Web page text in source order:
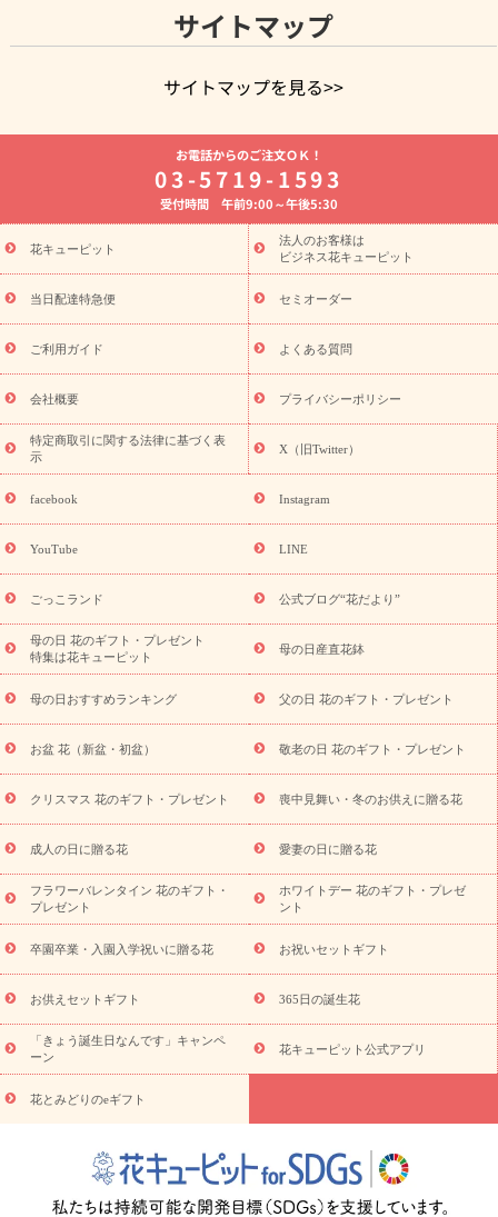
サイトマップ
サイトマップを見る>>
よく贈られる花
お祝いの花特集
誕生日フラワーギフト特集
8月の誕生花(トルコキキョウ)
開店・開業祝い
お供え・お悔やみ お供え・お悔やみの花
通夜・葬儀に贈る花 胡蝶蘭・花鉢
ーブドフラワー
季節のイベント
ひまわり ギフト・プレゼント
特集
お盆 花（新盆・初盆） 季節のイベント
お盆 花（新
盆・初盆）
お盆 花（新盆・初盆）
お盆・お供え 花とセットギ
フト
お盆・お供え プリザーブドフラワー
ひまわり ギフト・プ
レゼント特集
夏の花贈り・お中元・暑中見舞い 花のギフト特集
敬老の日におくる花ギフト・プレゼント特集
花ギフト・プレゼント特集
敬老の日 花のおすすめランキング
敬
老の日 花鉢植えのギフト・プレゼント特集
敬老の日 花とセットギ
フト・プレゼント特集
敬老の日の花 全てのギフト一覧
キャン
ペーン
「きょう誕生日なんです」キャンペーン
探す
誕生日フラワーギフト 誕生日フラワーギフト特集
誕生
日フラワーギフト商品一覧
ユリ トルコキキョウ
誕生花(トルコキキョウ)
9月の誕生花(リンドウ)
誕生日セット
ギフト
「きょう誕生日なんです」キャンペーン
用途から探す お祝いの花特集 当日配達特急便
お祝い商品
一覧
お祝い 新築・引っ越し祝い
結婚記念日
結婚祝い 出産祝い 退院祝い・快気祝い
還暦
祝い・長寿祝い
プチギフト ペットのお祝いフラワー
元・暑中見舞い
敬老の日
お供え
お供え・お悔やみ商品一覧 お供え・お悔やみの花
十九日法要以降に贈る花
通夜・葬儀に贈る花
お供え お花とセッ
お盆（新盆・初盆）
お祝い返し お見舞い
お取り
プリザーブドフラワー
スタイルから探す
アレンジメント
蘭・花鉢
ミディ胡蝶蘭・お祝い ミディ胡蝶蘭・お供え
の青色胡蝶蘭
観葉植物 観葉植物 産直多肉植物
プリザーブ
ドフラワー
お祝い お供え・お悔やみ 花とセットギフト
ミオーダー
プチギフト（hanamore -ハナモア-）
花とみどりの
eギフト
花キューピットのeGfit カラー ピンク
レンジ
レッド お花の種類 バラ ユリ トルコキキョウ
予
算から探す
お祝い お祝い・3000円～ お祝い・
お祝い・5000円～ お祝い・7000円～ お祝い・10000円～
お供え・お悔やみ
お供え・お悔やみ・3000円～
お供え・お
悔やみ・5000円～ お供え・お悔やみ・7000円～
お供え・お悔
やみ・10000円～
365日の誕生花カレンダー
開店・開業祝
お祝いを贈るときのマナー・
花キューピットのお祝いコラム一覧
誕生日のお花を「色
彩心理学」で選ぶ方法
結婚祝いの予算相場
出産祝いお役立ち情
お電話からのご注文ＯＫ！
03-5719-1593
受付時間 午前9:00～午後5:30
花キューピット
法人のお客様は
ビジネス花キューピット
当日配達特急便 セミオーダー
ご利用ガイド よくある質問
会社概要 プライバシーポリシー
特定商取引に関する法律に基づく表
示
X（旧Twitter）
facebook Instagram
YouTube LINE
ごっこランド 公式ブログ“花だより”
母の日 花のギフト・プレゼント
特集は花キューピット
母の日産直花鉢
母の日おすすめランキング 父の日 花のギフト・プレゼント
お盆 花（新盆・初盆） 敬老の日 花のギフト・プレゼント
クリスマス 花のギフト・プレゼント 喪中見舞い・冬のお供えに贈る花
成人の日に贈る花 愛妻の日に贈る花
フラワーバレンタイン 花のギフト・
プレゼント
ホワイトデー 花のギフト・プレゼ
ント
卒園卒業・入園入学祝いに贈る花 お祝いセットギフト
お供えセットギフト 365日の誕生花
「きょう誕生日なんです」キャンペ
ーン
花キューピット公式アプリ
花とみどりのeギフト